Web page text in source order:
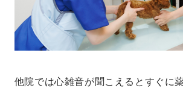
他院では心雑音が聞こえるとすぐに